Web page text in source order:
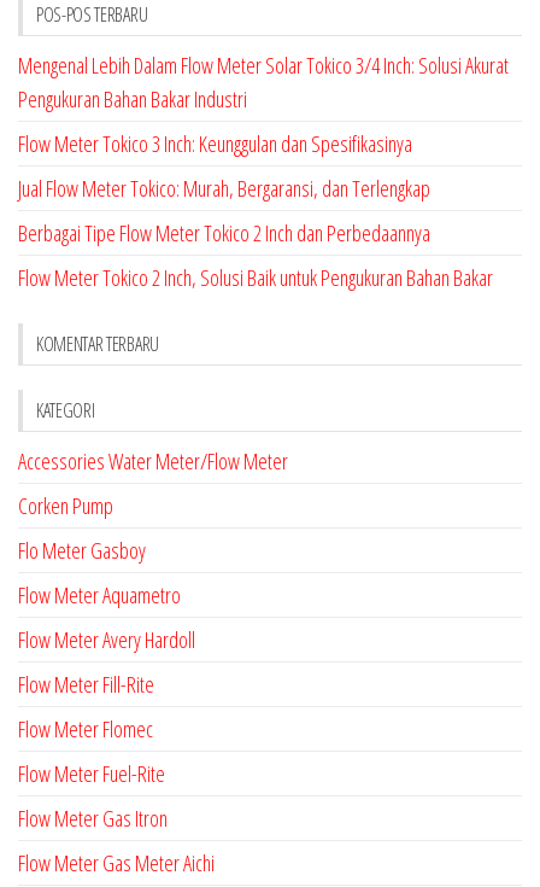
POS-POS TERBARU
Mengenal Lebih Dalam Flow Meter Solar Tokico 3/4 Inch: Solusi Akurat
Pengukuran Bahan Bakar Industri
Flow Meter Tokico 3 Inch: Keunggulan dan Spesifikasinya
Jual Flow Meter Tokico: Murah, Bergaransi, dan Terlengkap
Berbagai Tipe Flow Meter Tokico 2 Inch dan Perbedaannya
Flow Meter Tokico 2 Inch, Solusi Baik untuk Pengukuran Bahan Bakar
KOMENTAR TERBARU
KATEGORI
Accessories Water Meter/Flow Meter
Corken Pump
Flo Meter Gasboy
Flow Meter Aquametro
Flow Meter Avery Hardoll
Flow Meter Fill-Rite
Flow Meter Flomec
Flow Meter Fuel-Rite
Flow Meter Gas Itron
Flow Meter Gas Meter Aichi